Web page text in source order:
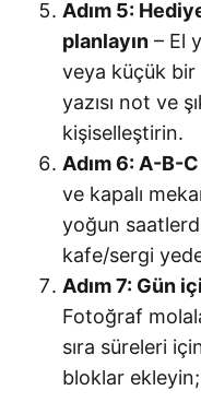
Adım 5:
planlayın – El
veya küçük bir
yazısı not ve
kişiselleştirin.
Adım 6: A-B-
ve kapalı
yoğun
kafe/sergi
Adım 7: Gün
Fotoğraf
sıra süreleri
bloklar